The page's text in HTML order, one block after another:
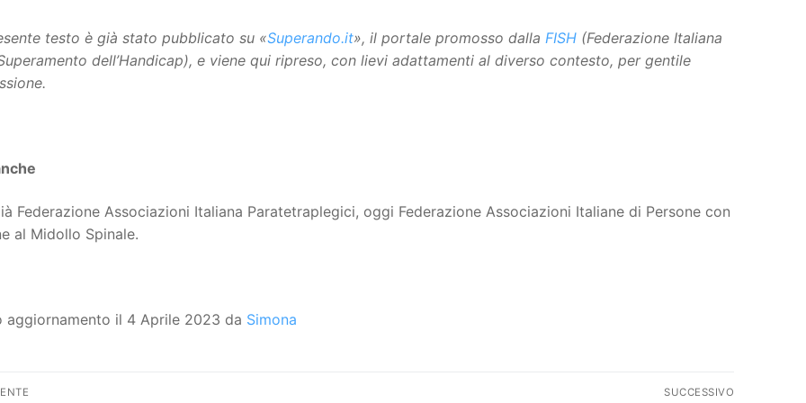
testo è già stato pubblicato su «Superando.it», il portale promosso dalla FISH (Federazione Italiana
dell’Handicap), e viene qui ripreso, con lievi adattamenti al diverso contesto, per gentile
Federazione Associazioni Italiana Paratetraplegici, oggi Federazione Associazioni Italiane di Persone con
al Midollo Spinale.
aggiornamento il 4 Aprile 2023 da Simona
SUCCESSIVO